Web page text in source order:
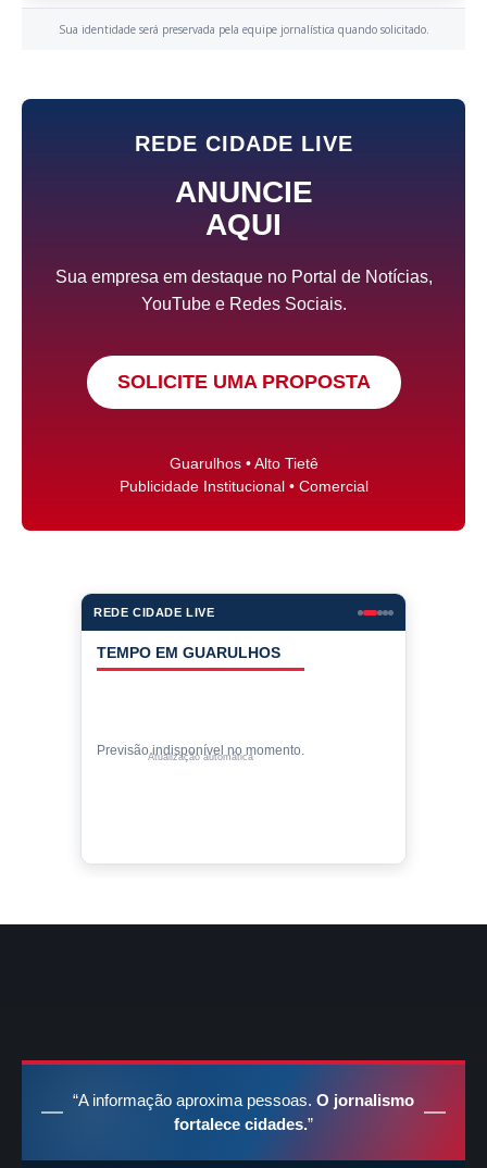
Sua identidade será preservada pela equipe jornalística quando solicitado.
REDE CIDADE LIVE
ANUNCIE
AQUI
Sua empresa em destaque no Portal de Notícias,
YouTube e Redes Sociais.
SOLICITE UMA PROPOSTA
Guarulhos • Alto Tietê
Publicidade Institucional • Comercial
REDE CIDADE LIVE
COTAÇÕES
Cotações indisponíveis no momento.
Valores de compra • atualização automática
“A informação aproxima pessoas. O jornalismo
fortalece cidades.”